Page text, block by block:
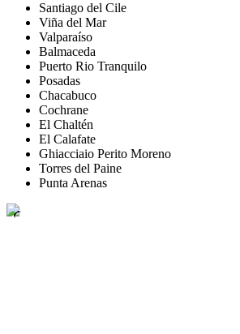
Santiago del Cile
Viña del Mar
Valparaíso
Balmaceda
Puerto Rio Tranquilo
Posadas
Chacabuco
Cochrane
El Chaltén
El Calafate
Ghiacciaio Perito Moreno
Torres del Paine
Punta Arenas